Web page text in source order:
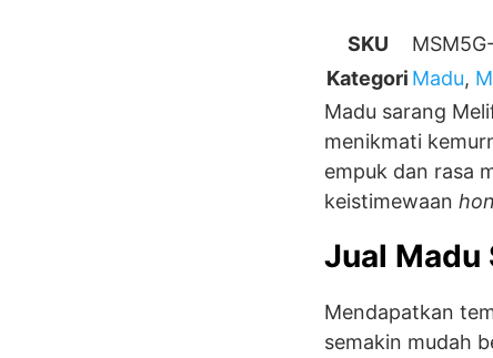
SKU
Kategori Madu,
Madu sarang
menikmati
empuk dan rasa
keistimewaan
Jual Madu
Mendapatkan
semakin mudah